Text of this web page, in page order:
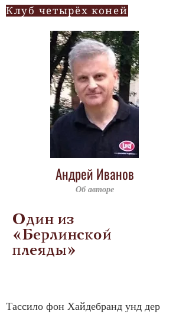
Клуб четырёх коней
Андрей Иванов
Об авторе
Один из
«Берлинской
плеяды»
Тассило фон Хайдебранд унд дер